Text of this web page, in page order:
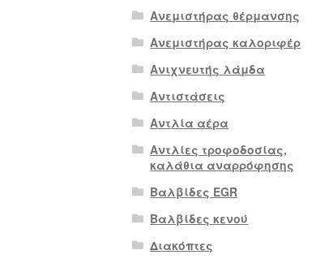
Ανεμιστήρας θέρμανσης
Ανεμιστήρας καλοριφέρ
Ανιχνευτής λάμδα
Αντιστάσεις
Αντλία αέρα
Αντλίες τροφοδοσίας,
καλάθια αναρρόφησης
Βαλβίδες EGR
Βαλβίδες κενού
Διακόπτες